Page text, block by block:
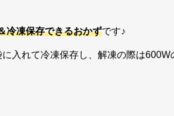
冷凍保存できるおかずです♪
入れて冷凍保存し、解凍の際は